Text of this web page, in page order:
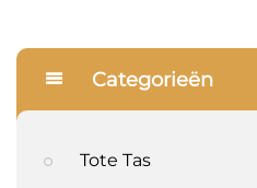
Categorieën
Tote Tas